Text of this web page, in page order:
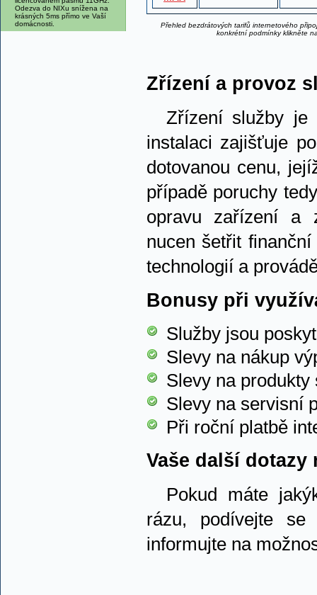
Odezva do NIXu snížena na
krásných 5ms přímo ve Vaší
domácnosti.
Přehled bezdrátových tarifůinternetového
konkrétní podmínky klikněte
Zřízení a provoz
Zřízení služby je
instalaci zajišťuje
dotovanou cenu,
případě poruchy
opravu zařízení a
nucen šetřit
technologií a
Bonusy při
Služby jsou
Slevy na nákup
Slevy na
Slevy na servisní
Při roční platbě
Vaše další dotazy
Pokud máte
rázu, podívejte
informujte na